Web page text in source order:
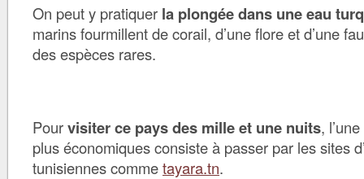
On peut y pratiquer la plongée dans une eau
marins fourmillent de corail, d’une flore et d’une
des espèces rares.
Pourvisiter ce pays des mille et une nuits,
plus économiques consiste à passer par les sites
tunisiennes commetayara.tn.